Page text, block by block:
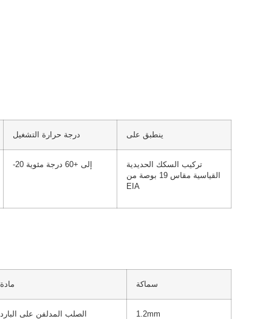
درجة حرارة التشغيل ينطبق على
-20 إلى +60 درجة مئوية
تركيب السكك الحديدية
القياسية مقاس 19 بوصة من
EIA
مادة سماكة
الصلب المدلفن على البارد 1.2mm